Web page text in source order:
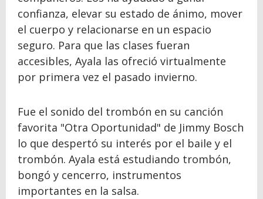
confianza, elevar su estado de ánimo, mover
el cuerpo y relacionarse en un espacio
seguro. Para que las clases fueran
accesibles, Ayala las ofreció virtualmente
por primera vez el pasado invierno.
Fue el sonido del trombón en su canción
favorita "Otra Oportunidad" de Jimmy Bosch
lo que despertó su interés por el baile y el
trombón. Ayala está estudiando trombón,
bongó y cencerro, instrumentos
importantes en la salsa.